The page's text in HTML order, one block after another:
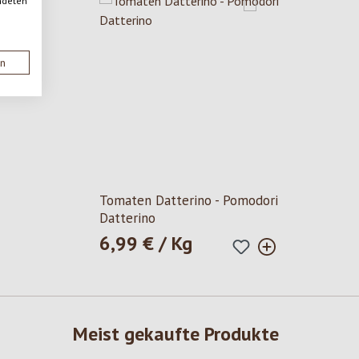
Tomaten Datterino - Pomodori
Datterino
Regulärer Preis:
6,99 € / Kg
Meist gekaufte Produkte